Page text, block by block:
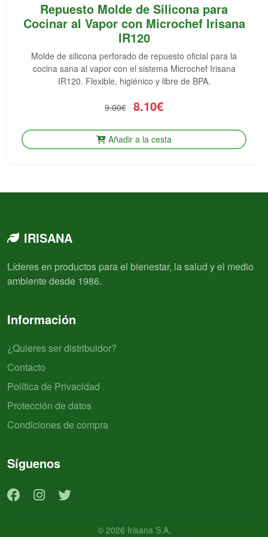
Repuesto Molde de Silicona para
Cocinar al Vapor con Microchef Irisana
IR120
Molde de silicona perforado de repuesto oficial para la
cocina sana al vapor con el sistema Microchef Irisana
IR120. Flexible, higiénico y libre de BPA.
9.00€ 8.10€
Añadir a la cesta
IRISANA
Líderes en productos para el bienestar, la salud y el medio
ambiente desde 1986.
Información
¿Quieres ser distribuidor?
Contacto
Política de Privacidad
Protección de datos
Condiciones de compra
Síguenos
© 2026 Irisana S.A.